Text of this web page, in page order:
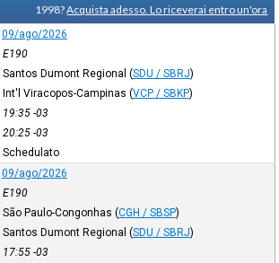
1998?Acquista adesso. Lo riceverai entro un'ora
09/ago/2026
E190
Santos Dumont Regional (SDU / SBRJ)
Int'l Viracopos-Campinas (VCP / SBKP)
19:35 -03
20:25 -03
Schedulato
09/ago/2026
E190
São Paulo-Congonhas (CGH / SBSP)
Santos Dumont Regional (SDU / SBRJ)
17:55 -03